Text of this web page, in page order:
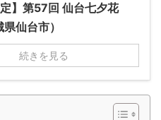
】第57回 仙台七夕花
仙台市）
続きを見る